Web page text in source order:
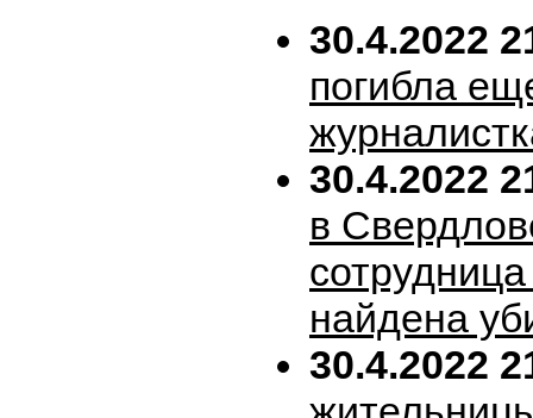
30.4.2022
погибла
30.4.2022
в
найдена
30.4.2022